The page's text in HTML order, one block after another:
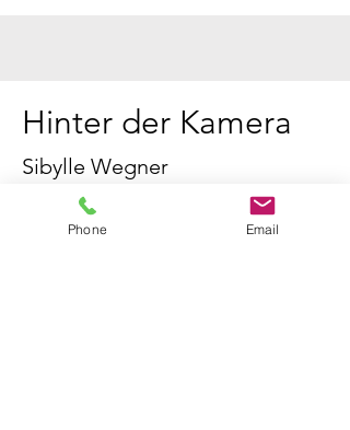
Hinter der Kamera
Sibylle Wegner
Ausbildung zur Fotografin in Heidelberg,
Meisterprüfung in Hamburg
Selbstständige Fotografin seit 1998
Phone Email